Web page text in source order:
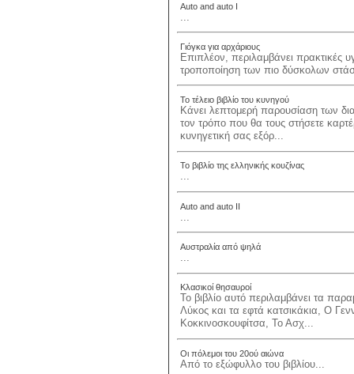
Auto and auto Ι
Γιόγκα για αρχάριους
Επιπλέον, περιλαμβάνει πρακτικές
τροποποίηση των πιο δύσκολων
Το τέλειο βιβλίο του κυνηγού
Κάνει λεπτομερή παρουσίαση των
τον τρόπο που θα τους στήσετε
κυνηγετική σας εξόρ...
Το βιβλίο της ελληνικής κουζίνας
...
Auto and auto II
Αυστραλία από ψηλά
...
Κλασικοί θησαυροί
Το βιβλίο αυτό περιλαμβάνει τα
Λύκος και τα εφτά κατσικάκια, Ο
Κοκκινοσκουφίτσα, Το Ασχ...
Οι πόλεμοι του 20ού αιώνα
Από το εξώφυλλο του βιβλίου...